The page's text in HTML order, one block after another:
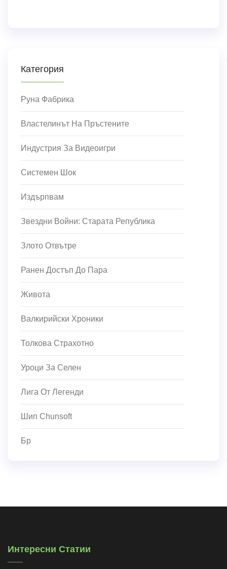
Категория
Руна Фабрика
Властелинът На Пръстените
Индустрия За Видеоигри
Системен Шок
Издърпвам
Звездни Войни: Старата Република
Злото Отвътре
Ранен Достъп До Пара
Живота
Валкирийски Хроники
Толкова Страхотно
Уроци За Селен
Лига От Легенди
Шип Chunsoft
Бр
Интересни Статии